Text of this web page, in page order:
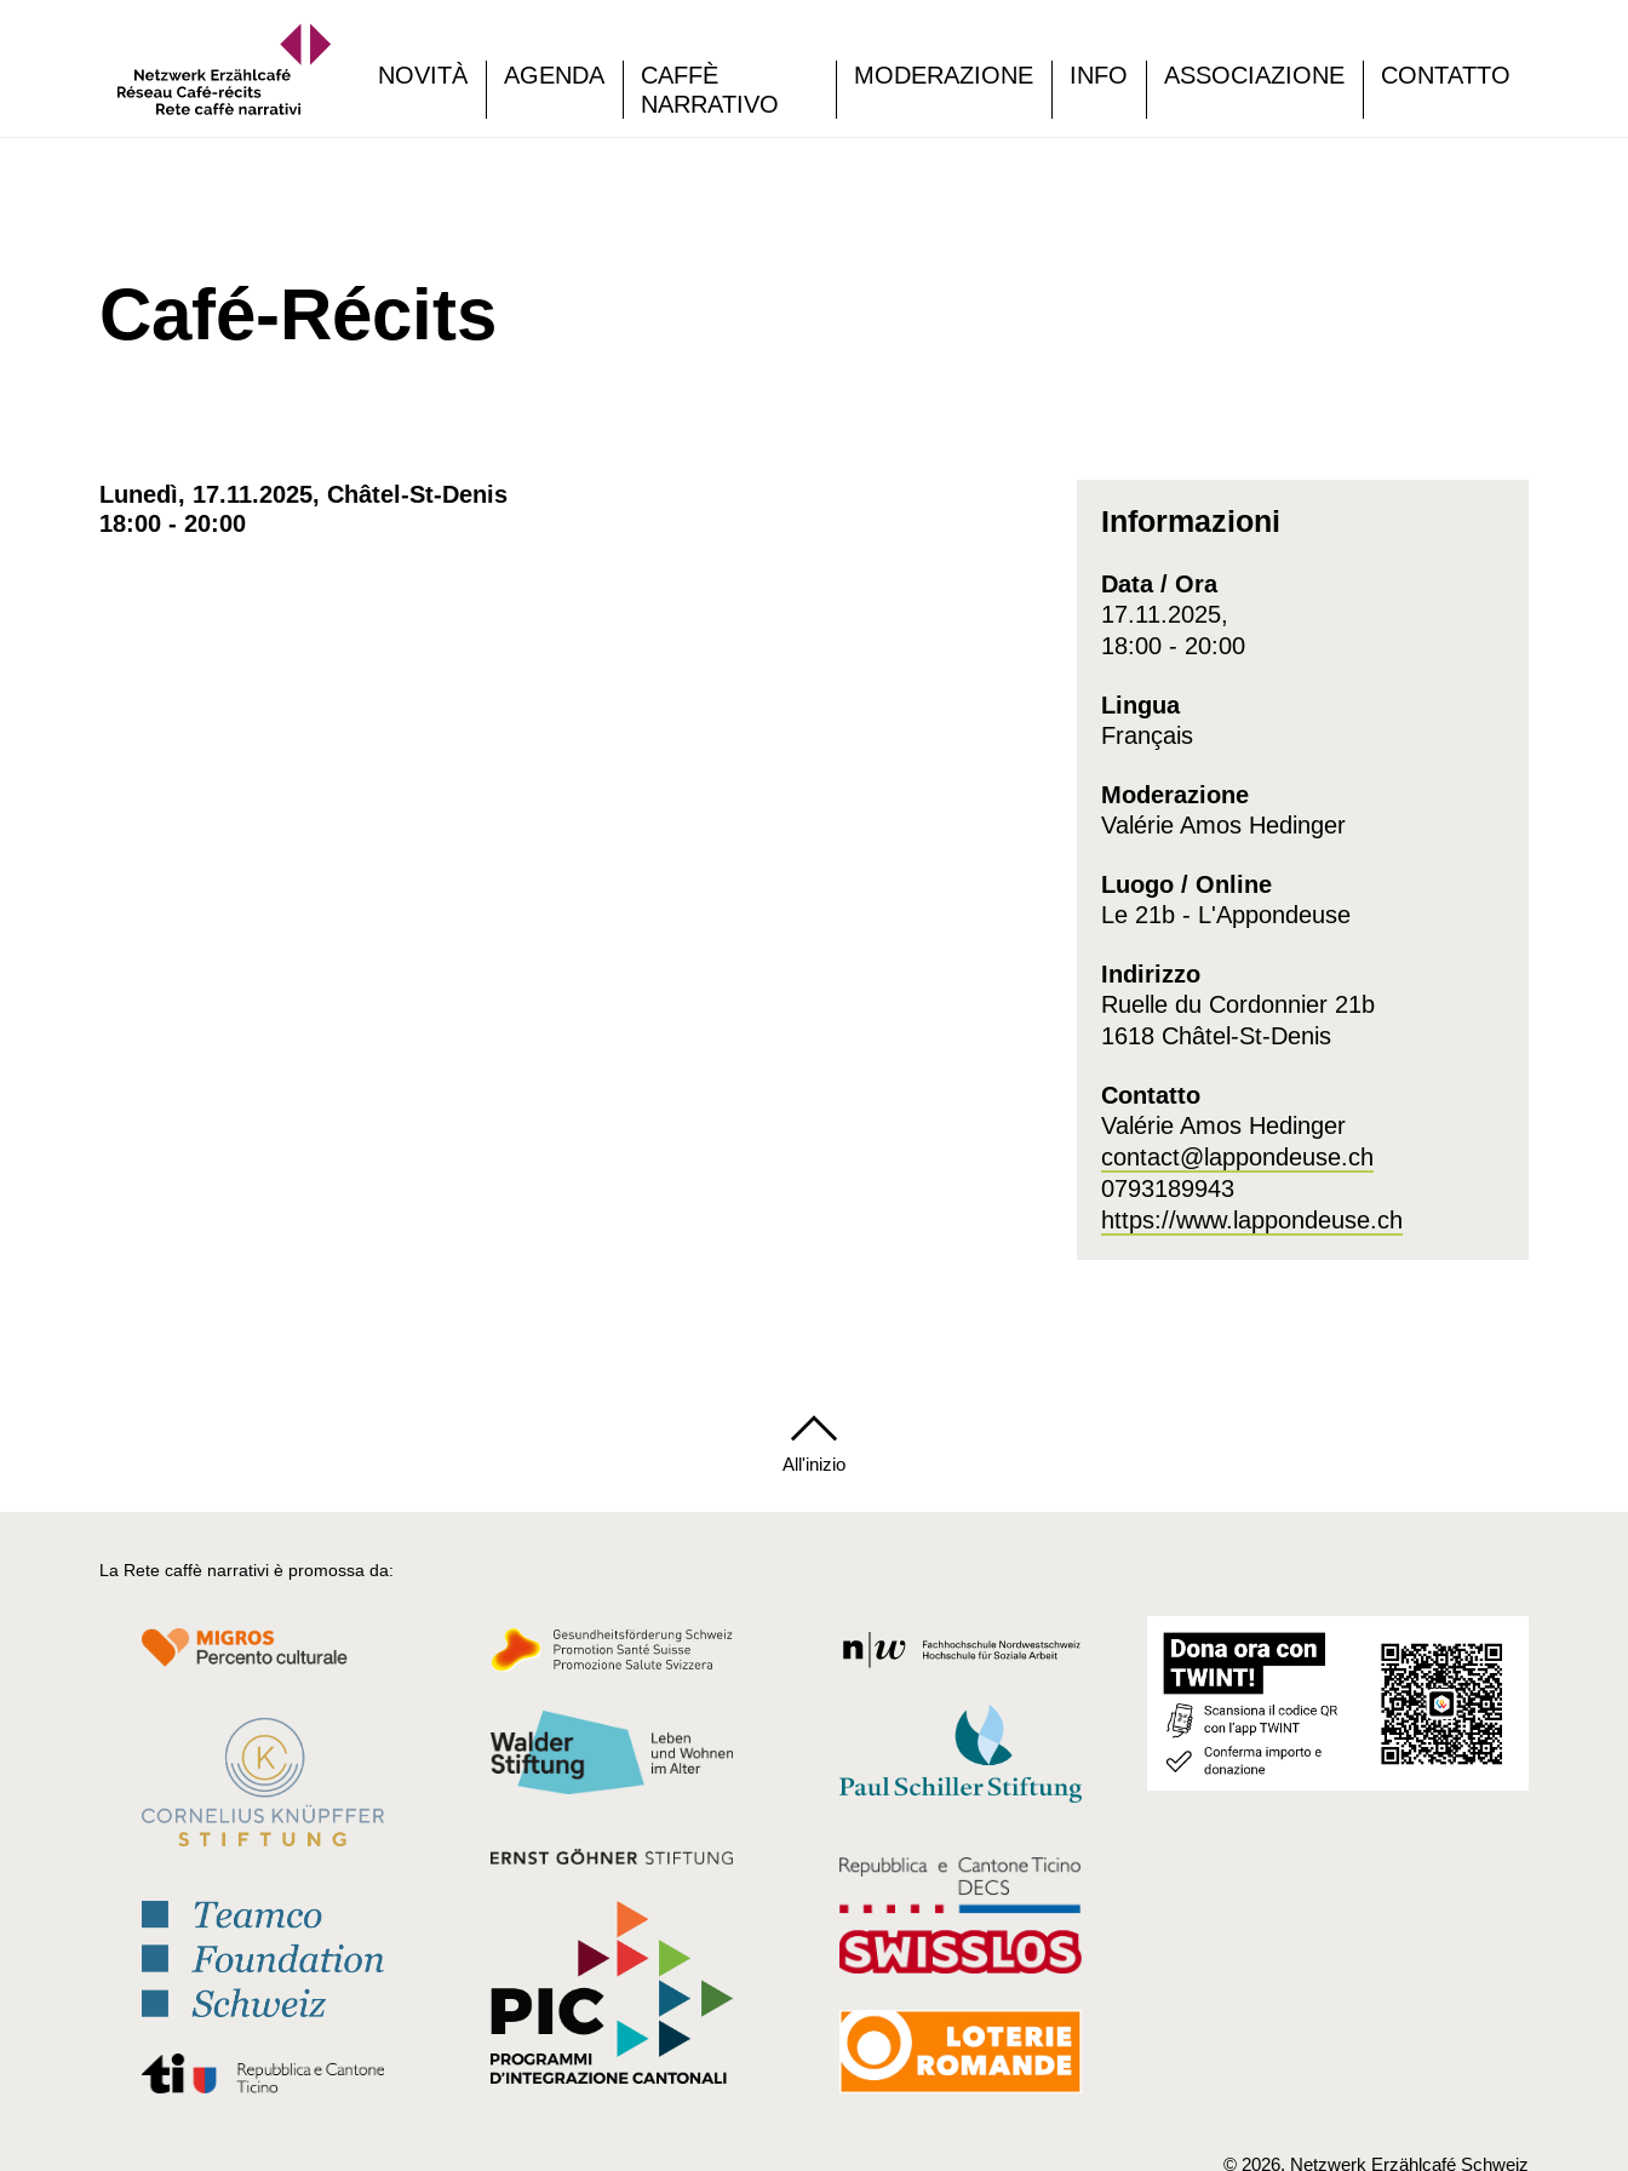
NOVITÀ AGENDA
CAFFÈ
NARRATIVO
MODERAZIONE INFO ASSOCIAZIONE CONTATTO
Café-Récits
Lunedì, 17.11.2025, Châtel-St-Denis
18:00 - 20:00
Informazioni
Data / Ora
17.11.2025,
18:00 - 20:00
Lingua
Français
Moderazione
Valérie Amos Hedinger
Luogo / Online
Le 21b - L'Appondeuse
Indirizzo
Ruelle du Cordonnier 21b
1618 Châtel-St-Denis
Contatto
Valérie Amos Hedinger
contact@lappondeuse.ch
0793189943
https://www.lappondeuse.ch
All'inizio
La Rete caffè narrativi è promossa da:
© 2026, Netzwerk Erzählcafé Schweiz